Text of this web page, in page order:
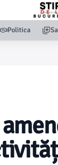
Politica